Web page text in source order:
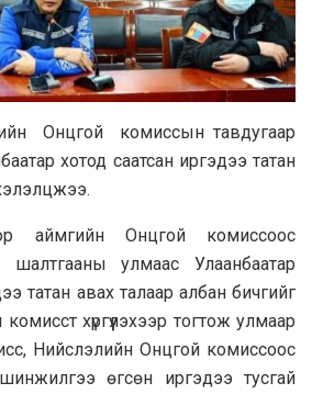
Онцгой комиссын тавдугаар
хотод саатсан иргэдээ татан
аймгийн Онцгой комиссоос
шалтгааны улмаас Улаанбаатар
татан авах талаар албан бичгийг
хүргүүлэхээр тогтож улмаар
Нийслэлийн Онцгой комиссоос
өгсөн иргэдээ тусгай